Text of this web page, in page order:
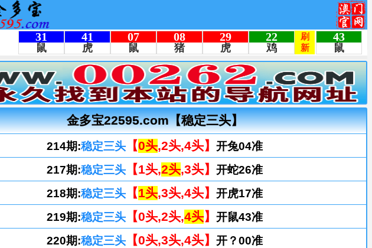
金多宝22595.com【稳定三头】
214期:稳定三头 【0头,2头,4头】 开兔04准
217期:稳定三头 【1头,2头,3头】 开蛇26准
218期:稳定三头 【1头,3头,4头】 开虎17准
219期:稳定三头 【0头,2头,4头】 开鼠43准
220期:稳定三头 【0头,3头,4头】 开？00准